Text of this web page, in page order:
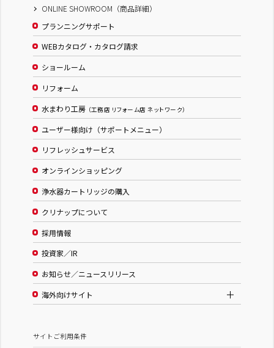
ONLINE SHOWROOM（商品詳細）
プランニングサポート
WEBカタログ・カタログ請求
ショールーム
リフォーム
水まわり工房 （工務店 リフォーム店 ネットワーク）
ユーザー様向け（サポートメニュー）
リフレッシュサービス
オンラインショッピング
浄水器カートリッジの購入
クリナップについて
採用情報
投資家／IR
お知らせ／ニュースリリース
海外向けサイト
サイトご利用条件